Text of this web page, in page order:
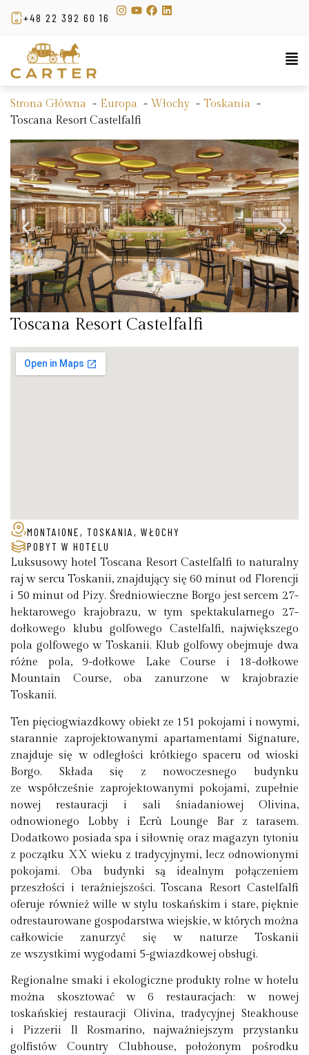
+48 22 392 60 16
Strona Główna Europa Włochy
Toskania
Toscana Resort Castelfalfi
Toscana Resort Castelfalfi
MONTAIONE, TOSKANIA, WŁOCHY
POBYT W HOTELU
Luksusowy hotel Toscana Resort Castelfalfi to naturalny
raj w sercu Toskanii, znajdujący się 60 minut od Florencji
i 50 minut od Pizy. Średniowieczne Borgo jest sercem 27-
hektarowego krajobrazu, w tym spektakularnego 27-
dołkowego klubu golfowego Castelfalfi, największego
pola golfowego w Toskanii. Klub golfowy obejmuje dwa
różne pola, 9-dołkowe Lake Course i 18-dołkowe
Mountain Course, oba zanurzone w krajobrazie
Toskanii.
Ten pięciogwiazdkowy obiekt ze 151 pokojami i nowymi,
starannie zaprojektowanymi apartamentami Signature,
znajduje się w odległości krótkiego spaceru od wioski
Borgo. Składa się z nowoczesnego budynku
ze współcześnie zaprojektowanymi pokojami, zupełnie
nowej restauracji i sali śniadaniowej Olivina,
odnowionego Lobby i Ecrù Lounge Bar z tarasem.
Dodatkowo posiada spa i siłownię oraz magazyn tytoniu
z początku XX wieku z tradycyjnymi, lecz odnowionymi
pokojami. Oba budynki są idealnym połączeniem
przeszłości i teraźniejszości. Toscana Resort Castelfalfi
oferuje również wille w stylu toskańskim i stare, pięknie
odrestaurowane gospodarstwa wiejskie, w których można
całkowicie zanurzyć się w naturze Toskanii
ze wszystkimi wygodami 5-gwiazdkowej obsługi.
Regionalne smaki i ekologiczne produkty rolne w hotelu
można skosztować w 6 restauracjach: w nowej
toskańskiej restauracji Olivina, tradycyjnej Steakhouse
i Pizzerii Il Rosmarino, najważniejszym przystanku
golfistów Country Clubhouse, położonym pośrodku